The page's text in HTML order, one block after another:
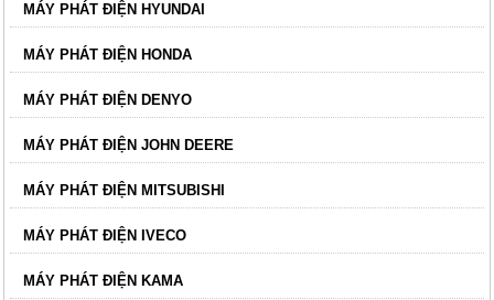
MÁY PHÁT ĐIỆN HYUNDAI
MÁY PHÁT ĐIỆN HONDA
MÁY PHÁT ĐIỆN DENYO
MÁY PHÁT ĐIỆN JOHN DEERE
MÁY PHÁT ĐIỆN MITSUBISHI
MÁY PHÁT ĐIỆN IVECO
MÁY PHÁT ĐIỆN KAMA